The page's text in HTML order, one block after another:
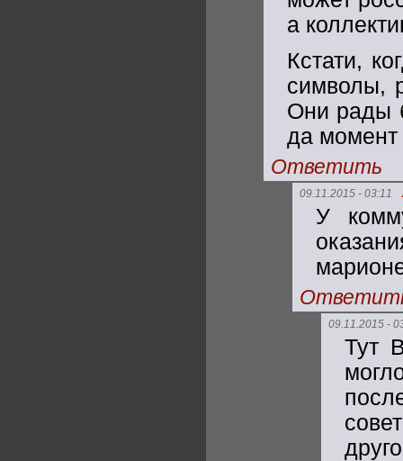
а
Кстати,
символы,
Они рады
да
Ответить
09.11.2015 - 03:11
У
09.11.2015 -
Тут